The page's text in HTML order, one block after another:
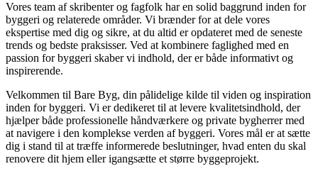
Vores team af skribenter og fagfolk har en solid baggrund inden for
byggeri og relaterede områder. Vi brænder for at dele vores
ekspertise med dig og sikre, at du altid er opdateret med de seneste
trends og bedste praksisser. Ved at kombinere faglighed med en
passion for byggeri skaber vi indhold, der er både informativt og
inspirerende.
Velkommen til Bare Byg, din pålidelige kilde til viden og inspiration
inden for byggeri. Vi er dedikeret til at levere kvalitetsindhold, der
hjælper både professionelle håndværkere og private bygherrer med
at navigere i den komplekse verden af byggeri. Vores mål er at sætte
dig i stand til at træffe informerede beslutninger, hvad enten du skal
renovere dit hjem eller igangsætte et større byggeprojekt.